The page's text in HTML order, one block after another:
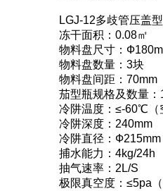
LGJ-12多歧管压盖
冻干面积：0.08㎡
物料盘尺寸：
物料盘数量：3块
物料盘间距：70mm
茄型瓶规格及数量
冷阱温度：≤-60℃（
冷阱深度：240mm
冷阱直径：Ф215mm
捕水能力：4kg/24h
抽气速率：2L/S
极限真空度：≤5pa